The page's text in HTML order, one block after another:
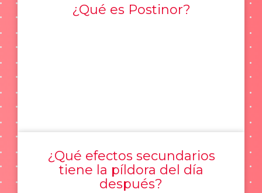
¿Qué es Postinor?
¿Qué efectos secundarios
tiene la píldora del día
después?